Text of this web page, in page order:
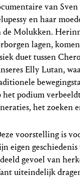
van
en haar
de Molukken.
lagen,
duet tussen
Elly Lutan,
het podium
het zoeken
voorstelling is
eigen
gevoel van
uiteindelijk